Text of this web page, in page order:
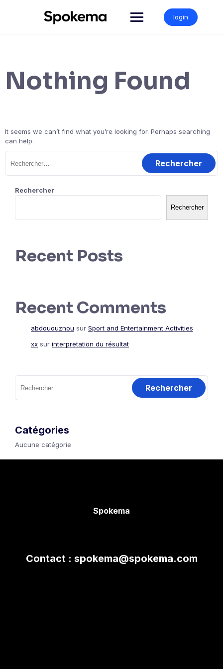
login
Nothing Found
It seems we can’t find what you’re looking for. Perhaps searching
can help.
Rechercher :
Rechercher
Rechercher
Recent Posts
Recent Comments
abdououznou sur Sport and Entertainment Activities
xx sur interpretation du résultat
Rechercher :
Catégories
Aucune catégorie
Spokema
Contact : spokema@spokema.com